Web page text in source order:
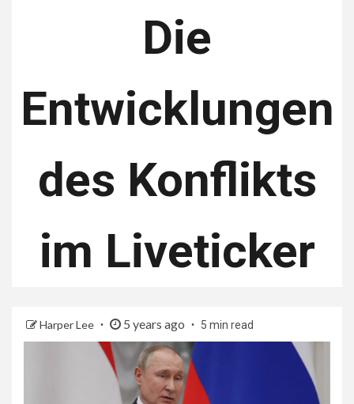
Die
Entwicklungen
des Konflikts
im Liveticker
Harper Lee 5 years ago 5 min read